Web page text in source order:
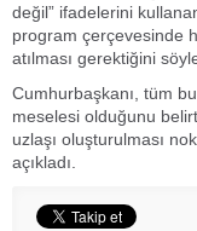
değil” ifadelerini
program çerçevesinde
atılması gerektiğini
Cumhurbaşkanı, tüm bu
meselesi olduğunu
uzlaşı oluşturulması
açıkladı.